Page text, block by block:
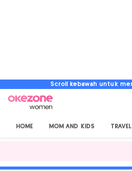
Scroll kebawah untuk
HOME MOM AND KIDS TRAVEL